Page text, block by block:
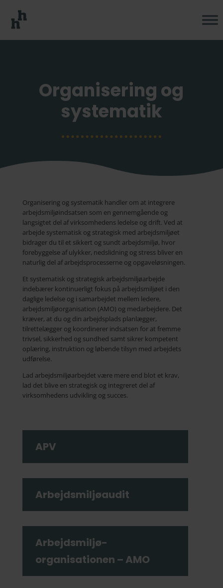
Organisering og
systematik
Organisering og systematik handler om at integrere
arbejdsmiljøindsatsen som en gennemgående og
langsigtet del af virksomhedens ledelse og drift. Ved at
arbejde systematisk og strategisk med arbejdsmiljøet
bidrager du til et sikkert og sundt arbejdsmiljø, hvor
forebyggelse af ulykker, nedslidning og stress bliver en
naturlig del af arbejdsprocesserne og opgaveløsningen.
Et systematisk og strategisk arbejdsmiljøarbejde
indebærer kontinuerligt fokus på arbejdsmiljøet i den
daglige ledelse og i samarbejdet mellem ledere,
arbejdsmiljøorganisation (AMO) og medarbejdere. Det
kræver, at du og din arbejdsplads planlægger,
tilrettelægger og koordinerer indsatsen for at fremme
trivsel, sikkerhed og sundhed samt sikrer kompetent
oplæring, instruktion og løbende tilsyn med arbejdets
udførelse.
Lad arbejdsmiljøarbejdet være mere end blot et krav,
lad det blive en strategisk og integreret del af
virksomhedens udvikling og succes.
APV
Arbejdsmiljøaudit
Arbejdsmiljø­­
organisationen – AMO